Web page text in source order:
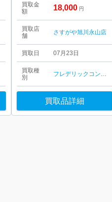
買取金
額
18,000 円
買取店
舗
さすがや旭川永山店
買取日 07月23日
買取種
別
フレデリックコンスタント
買取品詳細